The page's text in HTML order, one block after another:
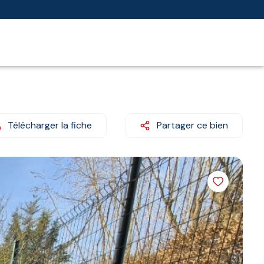
Télécharger la fiche Partager ce bien